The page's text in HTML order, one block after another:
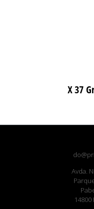
X 37
Avda.